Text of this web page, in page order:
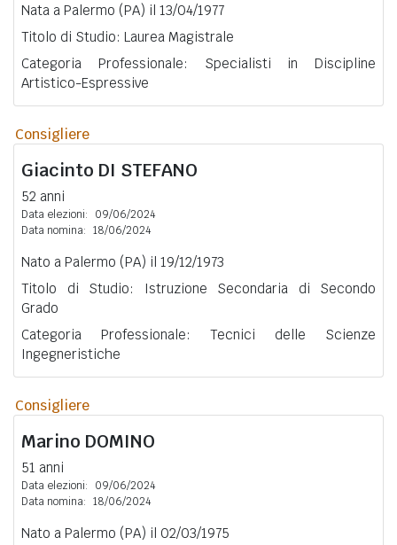
Nata a Palermo (PA) il 13/04/1977
Titolo di Studio: Laurea Magistrale
Categoria Professionale: Specialisti in Discipline
Artistico-Espressive
Consigliere
Giacinto DI STEFANO
52 anni
Data elezioni:
09/06/2024
Data nomina: 18/06/2024
Nato a Palermo (PA) il 19/12/1973
Titolo di Studio: Istruzione Secondaria di Secondo
Grado
Categoria Professionale: Tecnici delle Scienze
Ingegneristiche
Consigliere
Marino DOMINO
51 anni
Data elezioni:
09/06/2024
Data nomina: 18/06/2024
Nato a Palermo (PA) il 02/03/1975